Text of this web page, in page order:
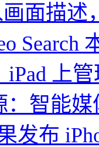
面描
Search
iPad 上
：智能
发布